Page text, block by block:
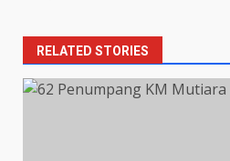
RELATED STORIES